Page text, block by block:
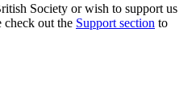
Society or wish to support us
check out the Support section to